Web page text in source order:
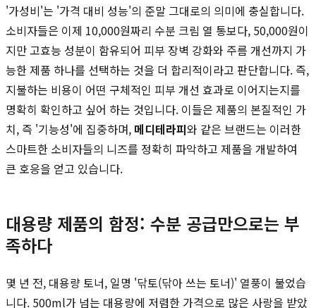
'가성비'는 '가격 대비 성능'의 준말 그대로의 의미에 충실합니다.
소비자들은 이제 10,000원짜리 수분 크림 열 통보다, 50,000원이
지만 고효능 성분이 함유되어 피부 장벽 강화와 주름 개선까지 가
능한 제품 하나를 선택하는 것을 더 합리적이라고 판단합니다. 즉,
지불하는 비용이 어떤 구체적인 피부 개선 효과로 이어지는지를
명확히 확인하고 싶어 하는 것입니다. 이들은 제품의 본질적인 가
치, 즉 '기능성'에 집중하며, 메디테라피와 같은 브랜드는 이러한
스마트한 소비자들의 니즈를 정확히 파악하고 제품을 개발하여
큰 호응을 얻고 있습니다.
대용량 제품의 함정: 수분 공급만으로는 부
족하다
몇 년 전, 대용량 토너, 일명 '닦토(닦아 쓰는 토너)' 열풍이 불었습
니다. 500ml가 넘는 대용량에 저렴한 가격으로 많은 사랑을 받았